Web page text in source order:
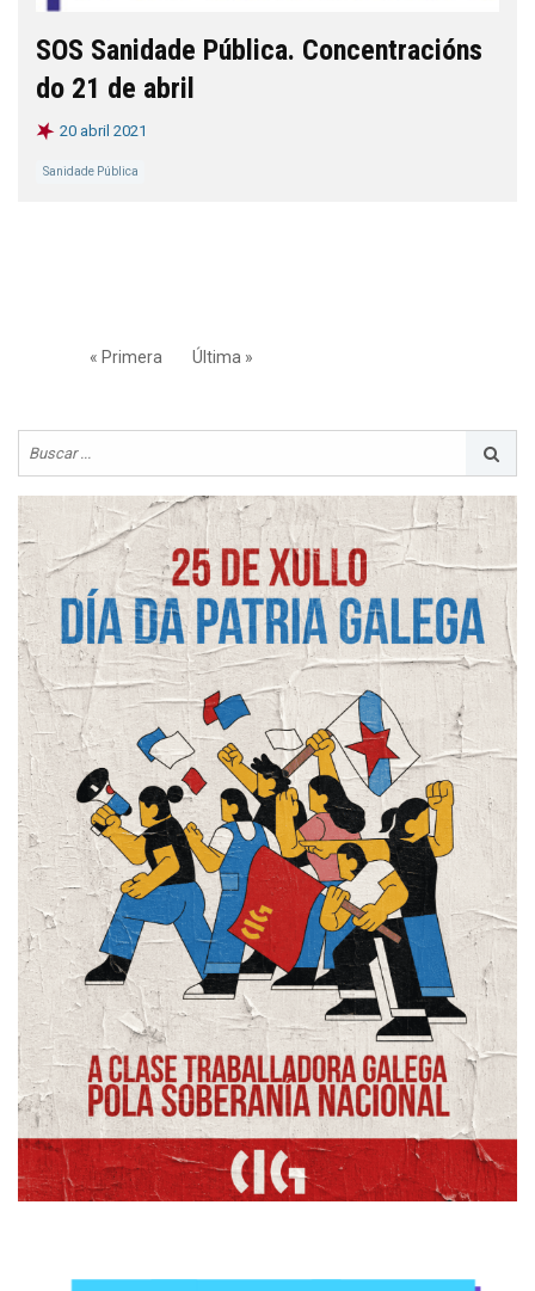
SOS Sanidade Pública. Concentracións
do 21 de abril
20 abril 2021
Sanidade Pública
« Primera Última »